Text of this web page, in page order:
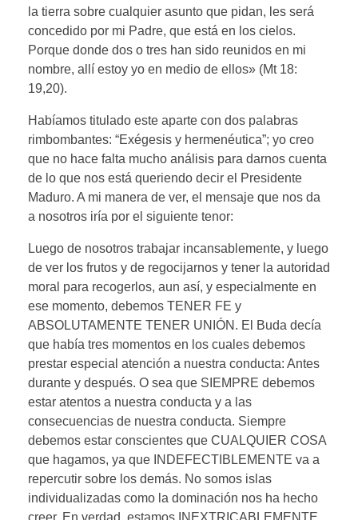
la tierra sobre cualquier asunto que pidan, les será
concedido por mi Padre, que está en los cielos.
Porque donde dos o tres han sido reunidos en mi
nombre, allí estoy yo en medio de ellos» (Mt 18:
19,20).
Habíamos titulado este aparte con dos palabras
rimbombantes: “Exégesis y hermenéutica”; yo creo
que no hace falta mucho análisis para darnos cuenta
de lo que nos está queriendo decir el Presidente
Maduro. A mi manera de ver, el mensaje que nos da
a nosotros iría por el siguiente tenor:
Luego de nosotros trabajar incansablemente, y luego
de ver los frutos y de regocijarnos y tener la autoridad
moral para recogerlos, aun así, y especialmente en
ese momento, debemos TENER FE y
ABSOLUTAMENTE TENER UNIÓN. El Buda decía
que había tres momentos en los cuales debemos
prestar especial atención a nuestra conducta: Antes
durante y después. O sea que SIEMPRE debemos
estar atentos a nuestra conducta y a las
consecuencias de nuestra conducta. Siempre
debemos estar conscientes que CUALQUIER COSA
que hagamos, ya que INDEFECTIBLEMENTE va a
repercutir sobre los demás. No somos islas
individualizadas como la dominación nos ha hecho
creer. En verdad, estamos INEXTRICABLEMENTE